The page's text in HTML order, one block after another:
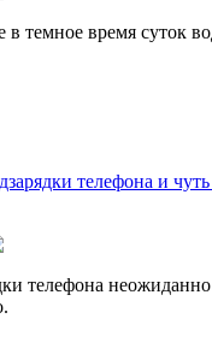
время суток
телефона и чуть
телефона